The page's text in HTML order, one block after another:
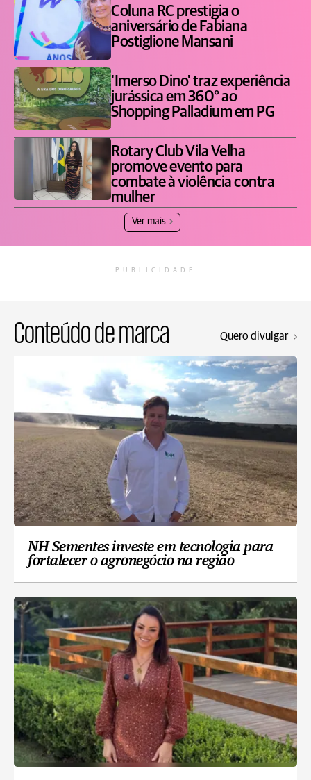
Coluna RC prestigia o
aniversário de Fabiana
Postiglione Mansani
'Imerso Dino' traz experiência
jurássica em 360° ao
Shopping Palladium em PG
Rotary Club Vila Velha
promove evento para
combate à violência contra
mulher
Ver mais
PUBLICIDADE
Conteúdo de marca Quero divulgar
NH Sementes investe em tecnologia para
fortalecer o agronegócio na região